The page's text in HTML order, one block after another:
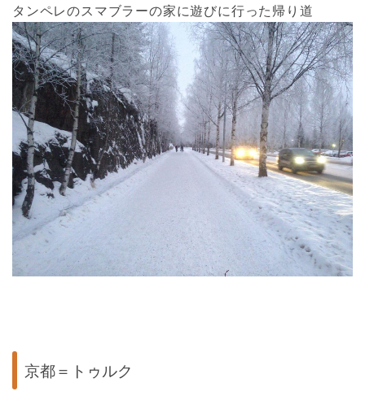
タンペレのスマブラーの家に遊びに行った帰り道
京都＝トゥルク